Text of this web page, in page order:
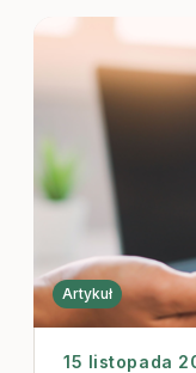
Artykuł
15 listopada